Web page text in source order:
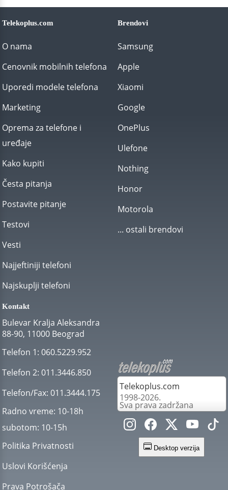
Telekoplus.com
O nama
Cenovnik mobilnih telefona
Uporedi modele telefona
Marketing
Oprema za telefone i
uređaje
Kako kupiti
Česta pitanja
Postavite pitanje
Testovi
Vesti
Najjeftiniji telefoni
Najskuplji telefoni
Brendovi
Samsung
Apple
Xiaomi
Google
OnePlus
Ulefone
Nothing
Honor
Motorola
... ostali brendovi
Kontakt
Bulevar Kralja Aleksandra
88-90, 11000 Beograd
Telefon 1: 060.5229.952
Telefon 2: 011.3446.850
Telefon/Fax: 011.3444.175
Radno vreme: 10-18h
subotom: 10-15h
Politika Privatnosti
Uslovi Korišćenja
Prava Potrošača
Telekoplus.com
1998-2026.
Sva prava zadržana
Desktop verzija